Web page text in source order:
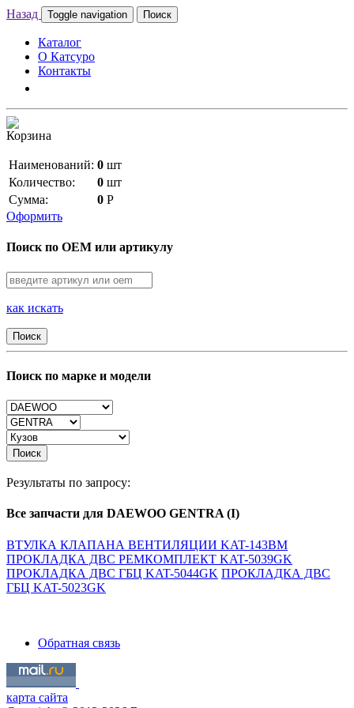
Назад Toggle navigation Поиск
Каталог
О Катсуро
Контакты
Корзина
Наименований: 0 шт
Количество:
0 шт
Сумма:
0 Р
Оформить
Поиск по OEM или артикулу
как искать
Поиск
Поиск по марке и модели
Поиск
Результаты по запросу:
Все запчасти для DAEWOO GENTRA (I)
ВТУЛКА КЛАПАНА ВЕНТИЛЯЦИИ KAT-143BM
ПРОКЛАДКА ДВС РЕМКОМПЛЕКТ KAT-5039GK
ПРОКЛАДКА ДВС ГБЦ KAT-5044GK ПРОКЛАДКА ДВС
ГБЦ KAT-5023GK
Обратная связь
карта сайта